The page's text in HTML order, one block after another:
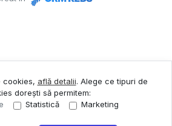
cookies, află detalii. Alege ce tipuri de
dorești să permitem:
Statistică Marketing